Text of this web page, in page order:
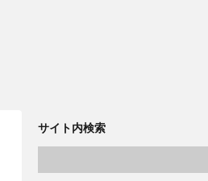
サイト内検索